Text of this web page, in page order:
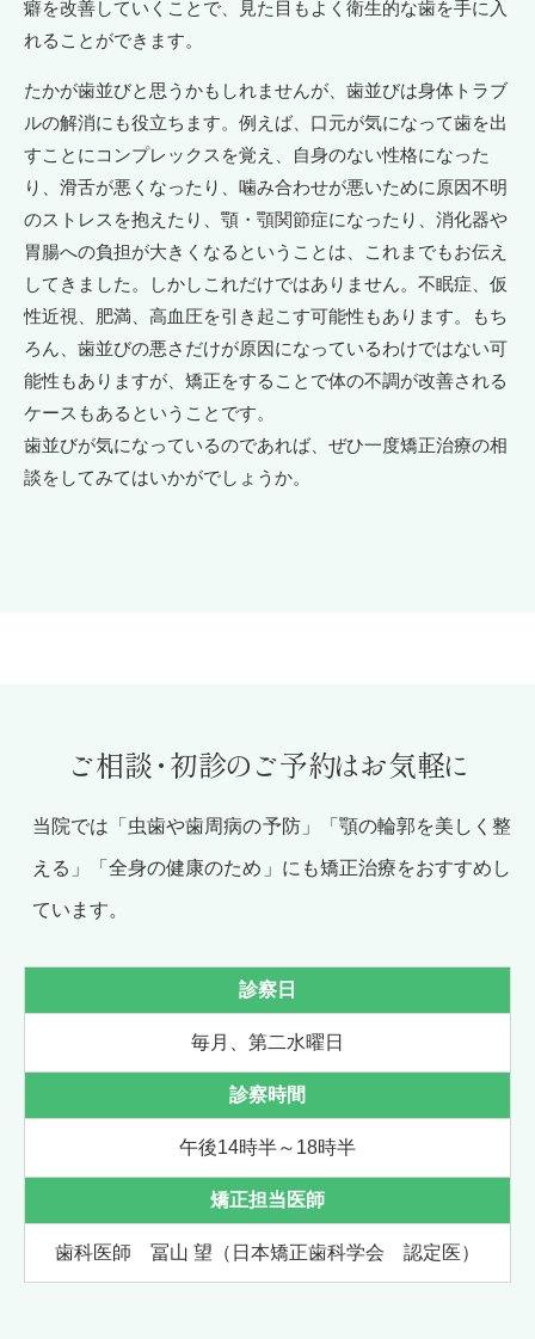
癖を改善していくことで、見た目もよく衛生的な歯を手に入
れることができます。
たかが歯並びと思うかもしれませんが、歯並びは身体トラブ
ルの解消にも役立ちます。例えば、口元が気になって歯を出
すことにコンプレックスを覚え、自身のない性格になった
り、滑舌が悪くなったり、噛み合わせが悪いために原因不明
のストレスを抱えたり、顎・顎関節症になったり、消化器や
胃腸への負担が大きくなるということは、これまでもお伝え
してきました。しかしこれだけではありません。不眠症、仮
性近視、肥満、高血圧を引き起こす可能性もあります。もち
ろん、歯並びの悪さだけが原因になっているわけではない可
能性もありますが、矯正をすることで体の不調が改善される
ケースもあるということです。
歯並びが気になっているのであれば、ぜひ一度矯正治療の相
談をしてみてはいかがでしょうか。
ご相談・初診のご予約はお気軽に
当院では「虫歯や歯周病の予防」「顎の輪郭を美しく整
える」「全身の健康のため」にも矯正治療をおすすめし
ています。
診察日
毎月、第二水曜日
診察時間
午後14時半～18時半
矯正担当医師
歯科医師 冨山 望 （日本矯正歯科学会 認定医）